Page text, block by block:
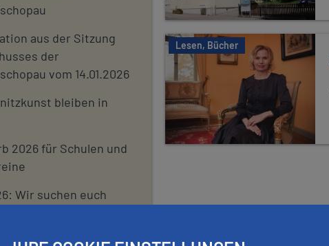
aus der Sitzung
der
vom 14.01.2026
bleiben in
2026 für Schulen und
Wir suchen euch
Lesen, Bücher
P
G